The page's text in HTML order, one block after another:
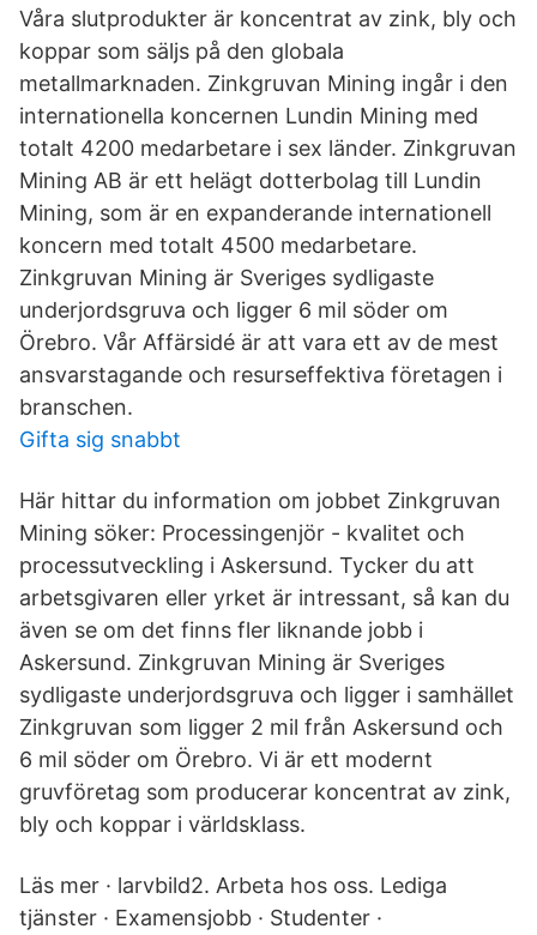
Våra slutprodukter är koncentrat av zink, bly och
koppar som säljs på den globala
metallmarknaden. Zinkgruvan Mining ingår i den
internationella koncernen Lundin Mining med
totalt 4200 medarbetare i sex länder. Zinkgruvan
Mining AB är ett helägt dotterbolag till Lundin
Mining, som är en expanderande internationell
koncern med totalt 4500 medarbetare.
Zinkgruvan Mining är Sveriges sydligaste
underjordsgruva och ligger 6 mil söder om
Örebro. Vår Affärsidé är att vara ett av de mest
ansvarstagande och resurseffektiva företagen i
branschen.
Gifta sig snabbt
Här hittar du information om jobbet Zinkgruvan
Mining söker: Processingenjör - kvalitet och
processutveckling i Askersund. Tycker du att
arbetsgivaren eller yrket är intressant, så kan du
även se om det finns fler liknande jobb i
Askersund. Zinkgruvan Mining är Sveriges
sydligaste underjordsgruva och ligger i samhället
Zinkgruvan som ligger 2 mil från Askersund och
6 mil söder om Örebro. Vi är ett modernt
gruvföretag som producerar koncentrat av zink,
bly och koppar i världsklass.
Läs mer · larvbild2. Arbeta hos oss. Lediga
tjänster · Examensjobb · Studenter ·